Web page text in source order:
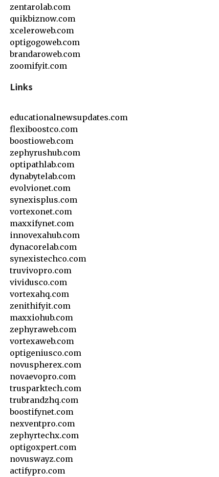
zentarolab.com
quikbiznow.com
xceleroweb.com
optigogoweb.com
brandaroweb.com
zoomifyit.com
Links
educationalnewsupdates.com
flexiboostco.com
boostioweb.com
zephyrushub.com
optipathlab.com
dynabytelab.com
evolvionet.com
synexisplus.com
vortexonet.com
maxxifynet.com
innovexahub.com
dynacorelab.com
synexistechco.com
truvivopro.com
vividusco.com
vortexahq.com
zenithifyit.com
maxxiohub.com
zephyraweb.com
vortexaweb.com
optigeniusco.com
novuspherex.com
novaevopro.com
trusparktech.com
trubrandzhq.com
boostifynet.com
nexventpro.com
zephyrtechx.com
optigoxpert.com
novuswayz.com
actifypro.com